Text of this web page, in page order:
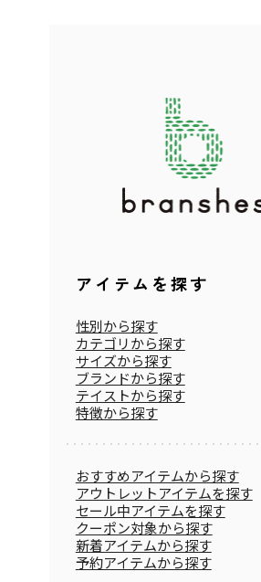
アイテムを探す
性別から探す
カテゴリから探す
サイズから探す
ブランドから探す
テイストから探す
特徴から探す
おすすめアイテムから探す
アウトレットアイテムを探す
セール中アイテムを探す
クーポン対象から探す
新着アイテムから探す
予約アイテムから探す